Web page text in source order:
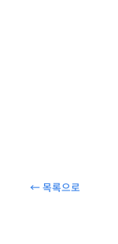
← 목록으로